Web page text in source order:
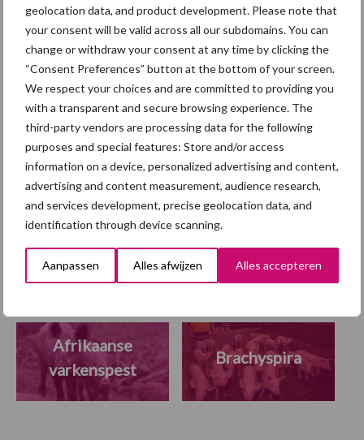
geolocation data, and product development. Please note that
your consent will be valid across all our subdomains. You can
change or withdraw your consent at any time by clicking the
“Consent Preferences” button at the bottom of your screen.
We respect your choices and are committed to providing you
with a transparent and secure browsing experience. The
third-party vendors are processing data for the following
purposes and special features: Store and/or access
information on a device, personalized advertising and content,
advertising and content measurement, audience research,
and services development, precise geolocation data, and
identification through device scanning.
Aanpassen Alles afwijzen Alles accepteren
Europese Commissie stelt
veehouderijstrategie vast:
op naar een sterke,
winstgevende en
toekomstbestendige sector
Themapagina
Diergezondheid Fokkerij Huisvesting
Afrikaanse
varkenspest
Brachyspira